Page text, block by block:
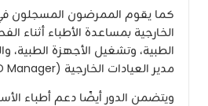
كما يقوم الممرضون المسجلون
الخارجية بمساعدة الأطباء أثناء
الطبية، وتشغيل الأجهزة
مدير العيادات الخارجية (OPD Manager).
ويتضمن الدور أيضًا دعم أطباء